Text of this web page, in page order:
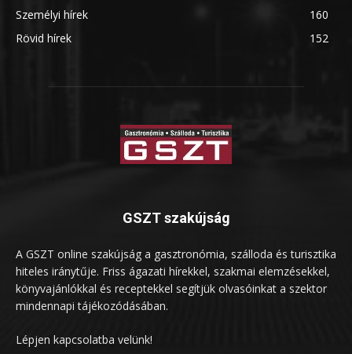
Személyi hírek
160
Rövid hírek
152
GSZT szakújság
A GSZT online szakújság a gasztronómia, szálloda és turisztika
hiteles iránytűje. Friss ágazati hírekkel, szakmai elemzésekkel,
könyvajánlókkal és receptekkel segítjük olvasóinkat a szektor
mindennapi tájékozódásában.
Lépjen kapcsolatba velünk!